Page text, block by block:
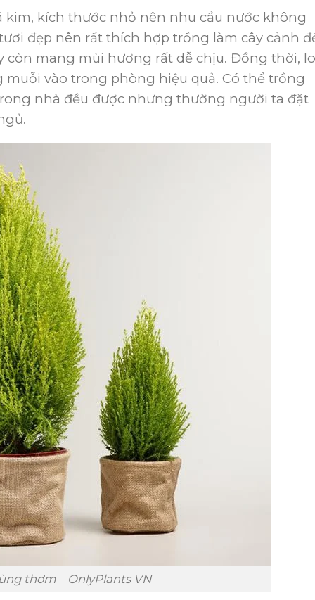
kim, kích thước nhỏ nên nhu cầu nước không
đẹp nên rất thích hợp trồng làm cây cảnh
còn mang mùi hương rất dễ chịu. Đồng thời,
vào trong phòng hiệu quả. Có thể trồng
nhà đều được nhưng thường người ta đặt
thơm – OnlyPlants VN